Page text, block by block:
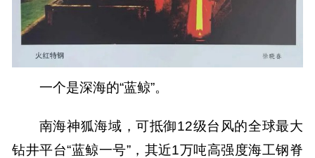
一个是深海的“蓝鲸”。
南海神狐海域，可抵御12级台风的全球最大
钻井平台“蓝鲸一号”，其近1万吨高强度海工钢脊